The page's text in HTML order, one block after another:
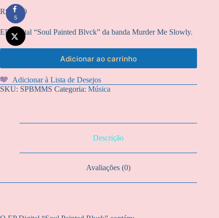
R$ 20,00
EP Digital “Soul Painted Blvck” da banda Murder Me Slowly.
Adicionar ao carrinho
Adicionar à Lista de Desejos
SKU: SPBMMS Categoria: Música
Descrição
Avaliações (0)
5